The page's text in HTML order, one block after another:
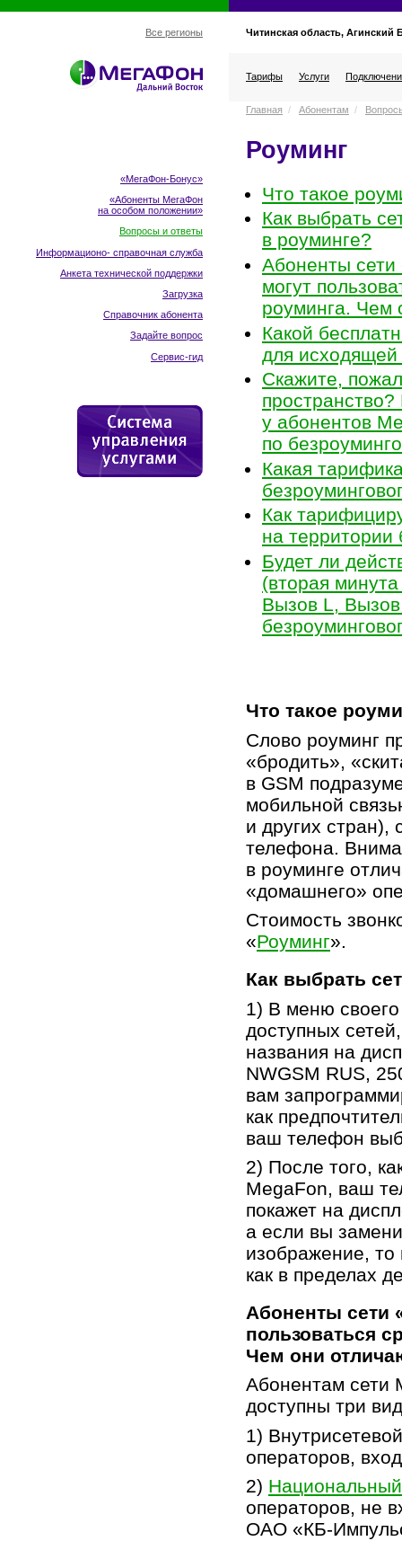
Все регионы Читинская область, Агинский
Тарифы Услуги
«МегаФон-Бонус»
«Абоненты МегаФон
на особом положении»
Вопросы и ответы
Информационо- справочная служба
Анкета технической поддержки
Загрузка
Справочник абонента
Задайте вопрос
Сервис-гид
Главная / Абонентам /
Роуминг
Что такое
Как выбрать
в роуминге?
Абоненты
могут
роуминга. Чем
Какой
для
Скажите,
у абонентов
по
Какая
Как
на территории
Будет ли
(вторая
Вызов L,
Что такое
Cлово роуминг
«бродить»,
в GSM
мобильной
и других стран),
телефона.
в роуминге
«домашнего»
Стоимость
«Роуминг».
Как выбрать
1) В меню
доступных
названия на
NWGSM RUS,
вам
как
ваш телефон
2) После того,
MegaFon, ваш
покажет на
а если вы
изображение, то
как в пределах
Абоненты сети
пользоваться
Чем они
Абонентам сети
доступны три
1)
операторов,
2)
операторов, не
ОАО «КБ-